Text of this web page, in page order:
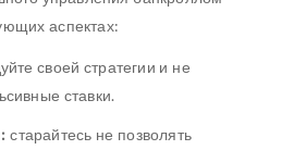
аспектах:
своей стратегии и не
ставки.
старайтесь не позволять